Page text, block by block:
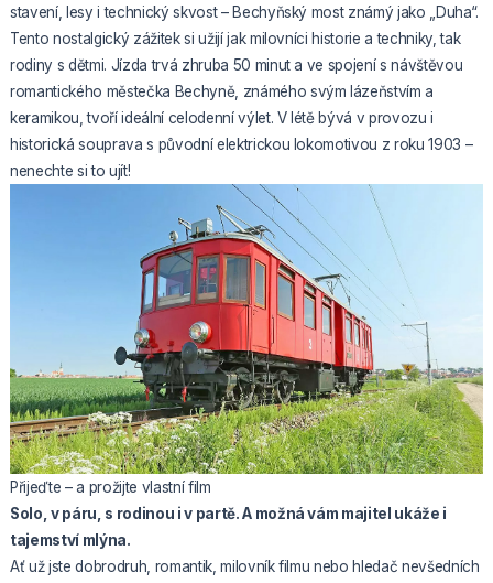
stavení, lesy i technický skvost – Bechyňský most známý jako „Duha“.
Tento nostalgický zážitek si užijí jak milovníci historie a techniky, tak
rodiny s dětmi. Jízda trvá zhruba 50 minut a ve spojení s návštěvou
romantického městečka Bechyně, známého svým lázeňstvím a
keramikou, tvoří ideální celodenní výlet. V létě bývá v provozu i
historická souprava s původní elektrickou lokomotivou z roku 1903 –
nenechte si to ujít!
Přijeďte – a prožijte vlastní film
Solo, v páru, s rodinou i v partě. A možná vám majitel ukáže i
tajemství mlýna.
Ať už jste dobrodruh, romantik, milovník filmu nebo hledač nevšedních